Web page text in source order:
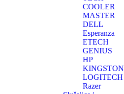
COOLER
MASTER
DELL
Esperanza
ETECH
GENIUS
HP
KINGSTON
LOGITECH
Razer